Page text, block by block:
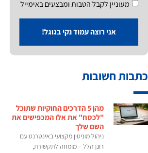
מעוניין לקבל הטבות ומבצעים באימייל
אני רוצה עמוד נקי בגוגל!
כתבות חשובות
מהן 5 הדרכים החוקיות שתוכל
"לכסח" את אלו המכפישים את
השם שלך
ניהול מוניטין מקצועי באינטרנט עם
רונן הלל – מומחה לתקשורת,